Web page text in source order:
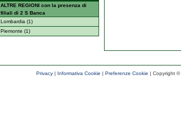
ALTRE REGIONI con la presenza di
filiali di 2 S Banca
Lombardia (1)
Piemonte (1)
Privacy| Informativa Cookie | Preferenze Cookie | Copyright ©